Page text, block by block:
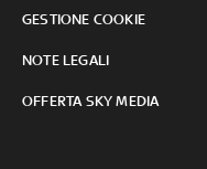
GESTIONE COOKIE
NOTE LEGALI
OFFERTA SKY MEDIA